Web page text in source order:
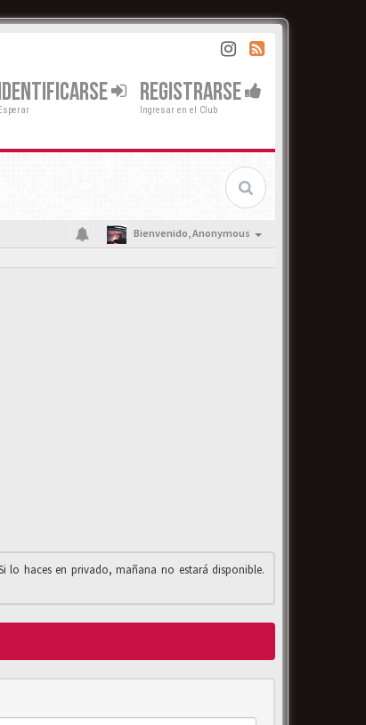
REGISTRARSE
Ingresar en el Club
Bienvenido,Anonymous
lo haces en privado, mañana no estará disponible.